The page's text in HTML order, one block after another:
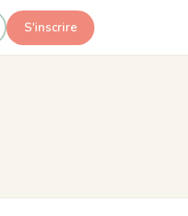
S'inscrire